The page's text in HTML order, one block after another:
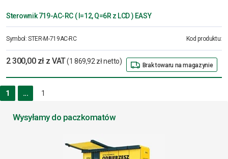
Wysyłamy do paczkomatów
Sterownik 719-AC-RC ( I=12, Q=6R z LCD ) EASY
Symbol:STER-M-719AC-RC Kod produktu:
2 300,00 zł z VAT(1 869,92 zł netto) Brak towaru na magazynie
1 ... 1